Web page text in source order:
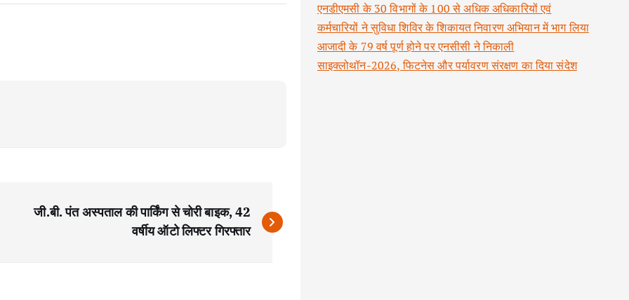
जी.बी. पंत अस्पताल की पार्किंग से चोरी बाइक, 42
वर्षीय ऑटो लिफ्टर गिरफ्तार
एनडीएमसी के 30 विभागों के 100 से अधिक अधिकारियों एवं
कर्मचारियों ने सुविधा शिविर के शिकायत निवारण अभियान में भाग लिया
आजादी के 79 वर्ष पूर्ण होने पर एनसीसी ने निकाली
साइक्लोथॉन-2026, फिटनेस और पर्यावरण संरक्षण का दिया संदेश